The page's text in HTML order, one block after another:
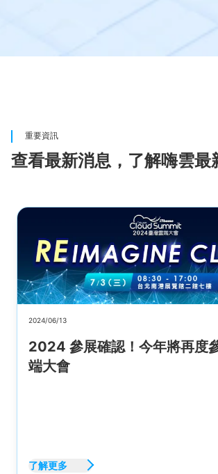
重要資訊
查看最新消息，了解嗨雲最
2024/06/13
2024 參展確認！今年將再度
端大會
了解更多